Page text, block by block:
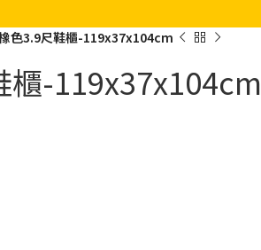
色3.9尺鞋櫃-119x37x104cm
櫃-119x37x104cm